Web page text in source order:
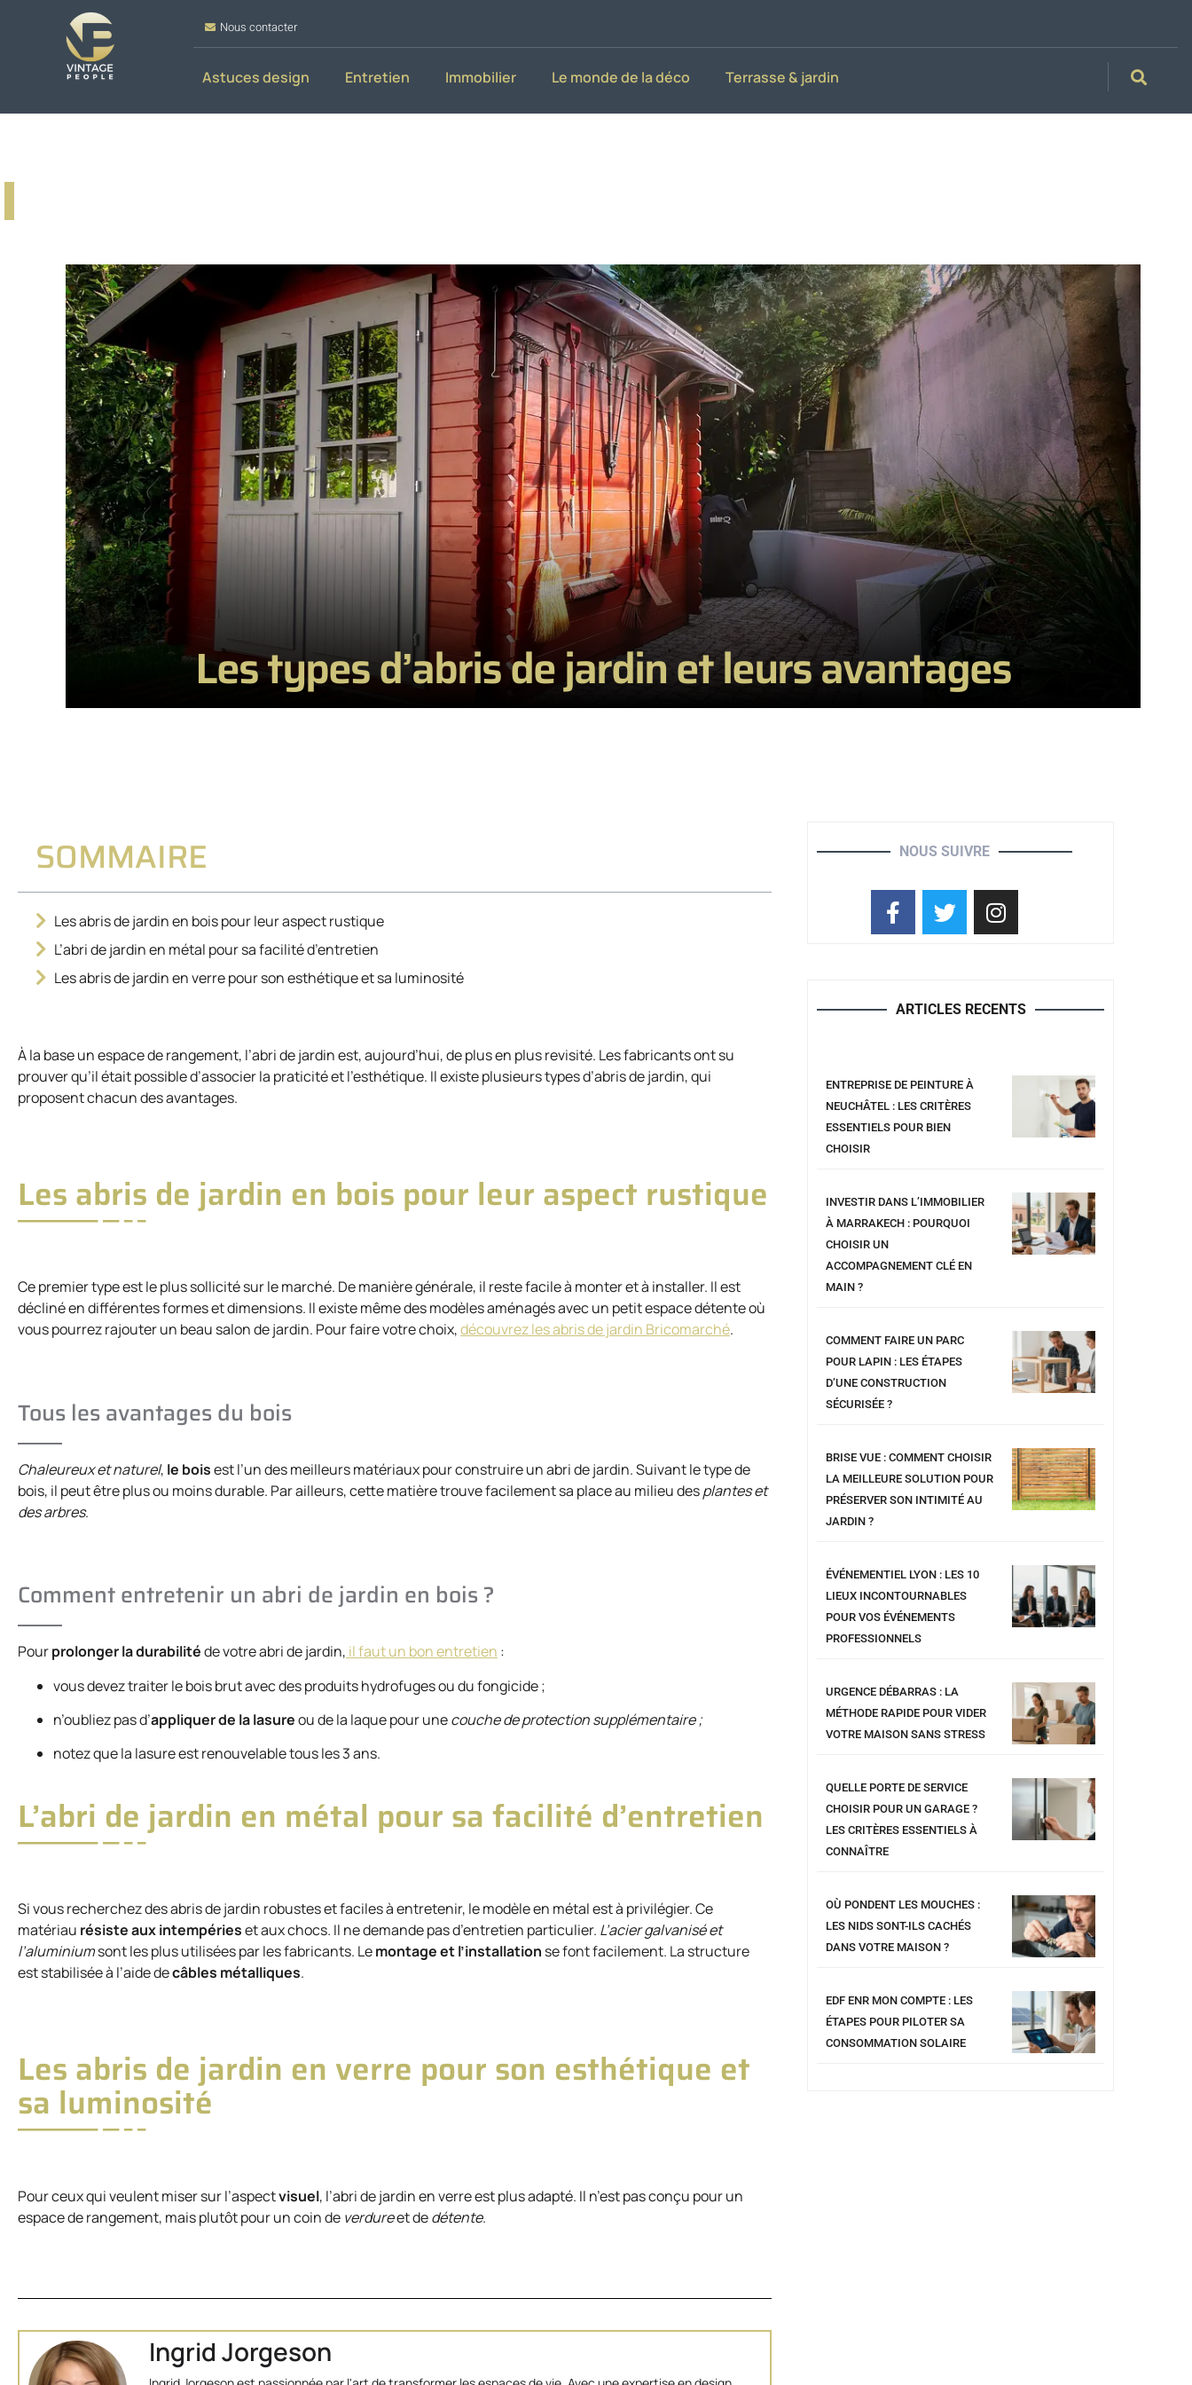
Nous contacter
Astuces design Entretien Immobilier Le monde de la déco Terrasse & jardin
Les types d’abris de jardin et leurs avantages
SOMMAIRE
Les abris de jardin en bois pour leur aspect rustique
L’abri de jardin en métal pour sa facilité d’entretien
Les abris de jardin en verre pour son esthétique et sa luminosité
À la base un espace de rangement, l’abri de jardin est, aujourd’hui, de plus en plus revisité. Les fabricants ont su
prouver qu’il était possible d’associer la praticité et l’esthétique. Il existe plusieurs types d’abris de jardin, qui
proposent chacun des avantages.
Les abris de jardin en bois pour leur aspect rustique
Ce premier type est le plus sollicité sur le marché. De manière générale, il reste facile à monter et à installer. Il est
décliné en différentes formes et dimensions. Il existe même des modèles aménagés avec un petit espace détente où
vous pourrez rajouter un beau salon de jardin. Pour faire votre choix,découvrez les abris de jardin Bricomarché.
Tous les avantages du bois
Chaleureux et naturel, le boisest l’un des meilleurs matériaux pour construire un abri de jardin. Suivant le type de
bois, il peut être plus ou moins durable. Par ailleurs, cette matière trouve facilement sa place au milieu desplantes et
des arbres.
Comment entretenir un abri de jardin en bois ?
Pourprolonger la durabilitéde votre abri de jardin, il faut un bon entretien :
vous devez traiter le bois brut avec des produits hydrofuges ou du fongicide ;
n’oubliez pas d’appliquer de la lasureou de la laque pour unecouche de protection supplémentaire ;
notez que la lasure est renouvelable tous les 3 ans.
L’abri de jardin en métal pour sa facilité d’entretien
Si vous recherchez des abris de jardin robustes et faciles à entretenir, le modèle en métal est à privilégier. Ce
matériau résiste aux intempérieset aux chocs. Il ne demande pas d’entretien particulier. L’acier galvanisé et
l’aluminiumsont les plus utilisées par les fabricants. Lemontage et l’installation se font facilement. La structure
est stabilisée à l’aide decâbles métalliques.
Les abris de jardin en verre pour son esthétique et
sa luminosité
Pour ceux qui veulent miser sur l’aspectvisuel, l’abri de jardin en verre est plus adapté. Il n’est pas conçu pour un
espace de rangement, mais plutôt pour un coin de verdureet dedétente.
Ingrid Jorgeson
NOUS SUIVRE
ARTICLES RECENTS
ENTREPRISE DE PEINTURE À
NEUCHÂTEL : LES CRITÈRES
ESSENTIELS POUR BIEN
CHOISIR
INVESTIR DANS L’IMMOBILIER
À MARRAKECH : POURQUOI
CHOISIR UN
ACCOMPAGNEMENT CLÉ EN
MAIN ?
COMMENT FAIRE UN PARC
POUR LAPIN : LES ÉTAPES
D’UNE CONSTRUCTION
SÉCURISÉE ?
BRISE VUE : COMMENT CHOISIR
LA MEILLEURE SOLUTION POUR
PRÉSERVER SON INTIMITÉ AU
JARDIN ?
ÉVÉNEMENTIEL LYON : LES 10
LIEUX INCONTOURNABLES
POUR VOS ÉVÉNEMENTS
PROFESSIONNELS
URGENCE DÉBARRAS : LA
MÉTHODE RAPIDE POUR VIDER
VOTRE MAISON SANS STRESS
QUELLE PORTE DE SERVICE
CHOISIR POUR UN GARAGE ?
LES CRITÈRES ESSENTIELS À
CONNAÎTRE
OÙ PONDENT LES MOUCHES :
LES NIDS SONT-ILS CACHÉS
DANS VOTRE MAISON ?
EDF ENR MON COMPTE : LES
ÉTAPES POUR PILOTER SA
CONSOMMATION SOLAIRE